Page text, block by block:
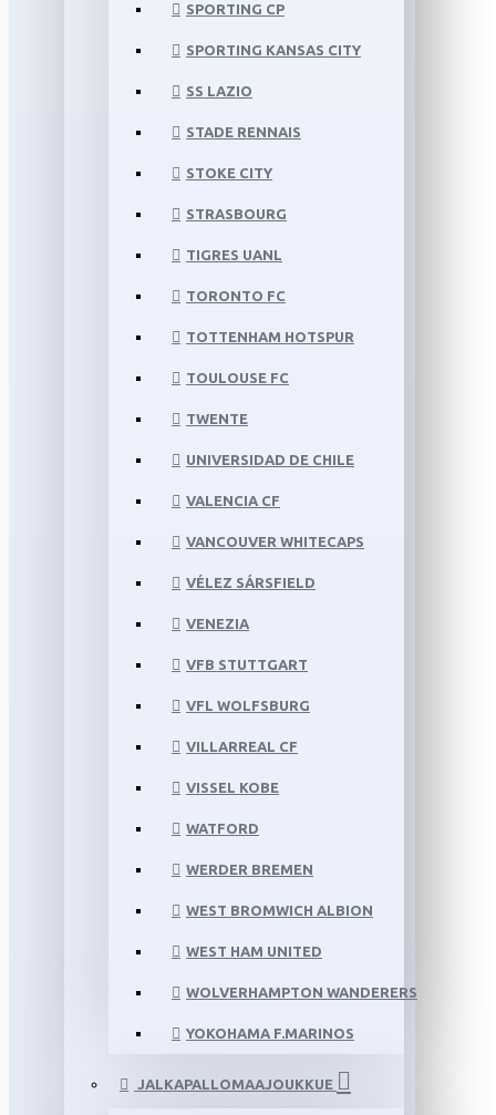
SPORTING CP
SPORTING KANSAS CITY
SS LAZIO
STADE RENNAIS
STOKE CITY
STRASBOURG
TIGRES UANL
TORONTO FC
TOTTENHAM HOTSPUR
TOULOUSE FC
TWENTE
UNIVERSIDAD DE CHILE
VALENCIA CF
VANCOUVER WHITECAPS
VÉLEZ SÁRSFIELD
VENEZIA
VFB STUTTGART
VFL WOLFSBURG
VILLARREAL CF
VISSEL KOBE
WATFORD
WERDER BREMEN
WEST BROMWICH ALBION
WEST HAM UNITED
WOLVERHAMPTON WANDERERS
YOKOHAMA F.MARINOS
JALKAPALLOMAAJOUKKUE